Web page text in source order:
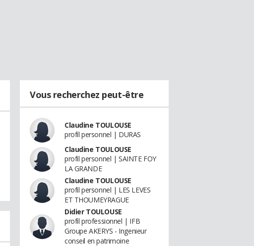
Vous recherchez peut-être
Claudine TOULOUSE
profil personnel | DURAS
Claudine TOULOUSE
profil personnel | SAINTE FOY
LA GRANDE
Claudine TOULOUSE
profil personnel | LES LEVES
ET THOUMEYRAGUE
Didier TOULOUSE
profil professionnel | IFB
Groupe AKERYS - Ingenieur
conseil en patrimoine